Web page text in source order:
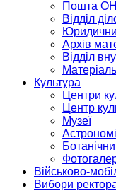
Пошта
Відділ
Архів
Відділ
Культура
Центри
Центр
Музеї
Військово-
Вибори